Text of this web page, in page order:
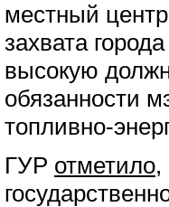
местный
захвата
высокую
обязанности
топливно-
ГУР отметило,